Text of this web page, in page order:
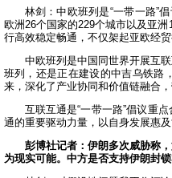
林剑：中欧班列是“一带一路”
欧洲26个国家的229个城市以及亚
行高效稳定畅通，不仅架起亚欧经
中欧班列是中国同世界开展互
班列，还是正在建设的中吉乌铁路
来，深化了产业协同和价值链融合
互联互通是“一带一路”倡议重
通的重要驱动力量，以自身发展惠及
彭博社记者：伊朗多次威胁称
为现实可能。中方是否支持伊朗封